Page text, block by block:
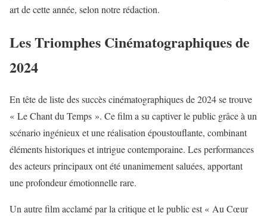
art de cette année, selon notre rédaction.
Les Triomphes Cinématographiques de
2024
En tête de liste des succès cinématographiques de 2024 se trouve
« Le Chant du Temps ». Ce film a su captiver le public grâce à un
scénario ingénieux et une réalisation époustouflante, combinant
éléments historiques et intrigue contemporaine. Les performances
des acteurs principaux ont été unanimement saluées, apportant
une profondeur émotionnelle rare.
Un autre film acclamé par la critique et le public est « Au Cœur